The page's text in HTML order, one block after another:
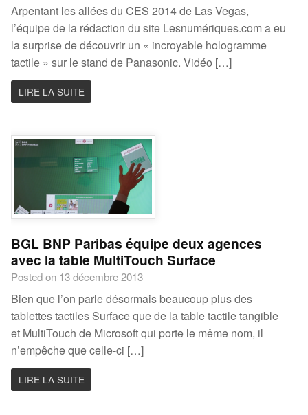
Arpentant les allées du CES 2014 de Las Vegas,
l’équipe de la rédaction du site Lesnumériques.com a eu
la surprise de découvrir un « incroyable hologramme
tactile » sur le stand de Panasonic. Vidéo […]
LIRE LA SUITE
BGL BNP Paribas équipe deux agences
avec la table MultiTouch Surface
Posted on 13 décembre 2013
Bien que l’on parle désormais beaucoup plus des
tablettes tactiles Surface que de la table tactile tangible
et MultiTouch de Microsoft qui porte le même nom, il
n’empêche que celle-ci […]
LIRE LA SUITE